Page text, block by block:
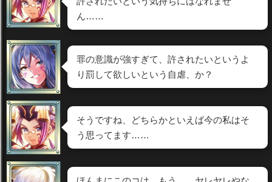
ん……
罪の意識が強すぎて、許されたいというよ
り罰して欲しいという自虐、か？
そうですね、どちらかといえば今の私はそ
う思ってます……